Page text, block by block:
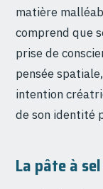
matière
comprend que
prise de
pensée
intention
de son identité
La pâte à